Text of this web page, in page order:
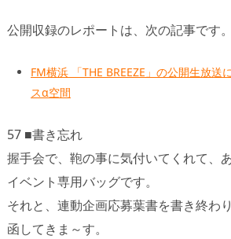
公開収録のレポートは、次の記事です。
FM横浜 「THE BREEZE」の公開生放送
スα空間
57 ■書き忘れ
握手会で、鞄の事に気付いてくれて、
イベント専用バッグです。
それと、連動企画応募葉書を書き終わ
函してきま～す。